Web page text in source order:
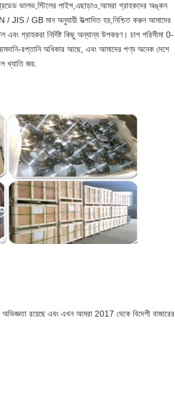
ভালভ,স্টিলের পাইপ,এছাড়াও,আমরা গ্রাহকদের অঙ্কন
/ GB মান অনুযায়ী উত্পাদিত হয়,নিশ্চিত করুন আমাদের
গ্রাহকরা নির্দিষ্ট কিছু অন্যান্য উপকরণ। চাপ পরিসীমা 0-
রপ্তানি অধিকার আছে, এবং আমাদের পণ্য অনেক দেশে
খ্যাতি জয়.
রয়েছে এবং এখন আমরা 2017 থেকে বিদেশী বাজারের